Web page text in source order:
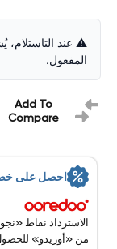
بلس
جيجابايت
أسود
5جي 6.7
بوصة
⚠️ عند التاستلام،
المفعول.
Add To
Compare
احصل على
الاسترداد نقاط
من «أوريدو»